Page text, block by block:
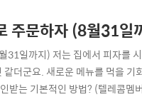
주문하자 (8월31일
일까지) 저는 집에서 피자를
더군요. 새로운 메뉴를 먹을 기
받는 기본적인 방법? (텔레콤멤